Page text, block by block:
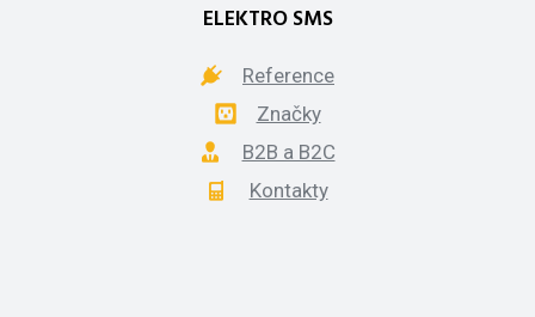
ELEKTRO SMS
Reference
Značky
B2B a B2C
Kontakty